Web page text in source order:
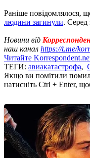
Раніше повідомлялося,
людини загинули. Серед
Новини від
наш канал https://t.me/
Читайте
ТЕГИ: авиакатастрофа,
Якщо ви помітили
натисніть Ctrl + Enter,